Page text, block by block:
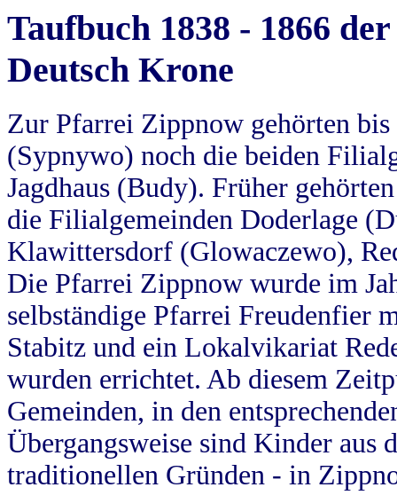
Taufbuch 1838 - 1866
Deutsch Krone
Zur Pfarrei Zippnow gehörten
(Sypnywo) noch die beiden
Jagdhaus (Budy). Früher
die Filialgemeinden Doderlage
Klawittersdorf (Glowaczewo),
Die Pfarrei Zippnow wurde im
selbständige Pfarrei Freudenfier
Stabitz und ein Lokalvikariat
wurden errichtet. Ab diesem
Gemeinden, in den
Übergangsweise sind Kinder aus
traditionellen Gründen - in